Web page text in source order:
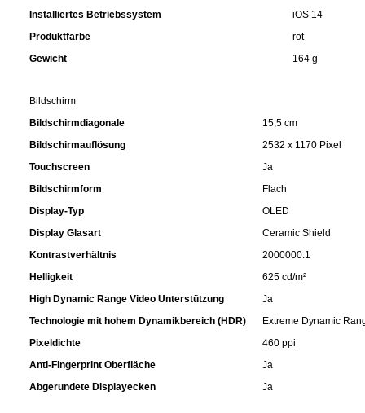
Isotonische / Energy / Eiskaffee
Kaffee
Kaffee / Tee Zubehör
Kakao
Karaffen / Krüge
Kartoffelprod./Beilagen/Fruchtsalat gek.
Kartoffelprodukte
Kochgeschirr
Installiertes Betriebssystem
iOS 14
Produktfarbe
rot
Gewicht
164 g
Bildschirm
Bildschirmdiagonale
15,5 cm
Bildschirmauflösung
2532 x 1170 Pixel
Touchscreen
Ja
Bildschirmform
Flach
Display-Typ
OLED
Display Glasart
Ceramic Shield
Kontrastverhältnis
2000000:1
Helligkeit
625 cd/m²
High Dynamic Range Video Unterstützung
Ja
Technologie mit hohem Dynamikbereich (HDR)
Extreme Dynamic
Pixeldichte
460 ppi
Anti-Fingerprint Oberfläche
Ja
Abgerundete Displayecken
Ja